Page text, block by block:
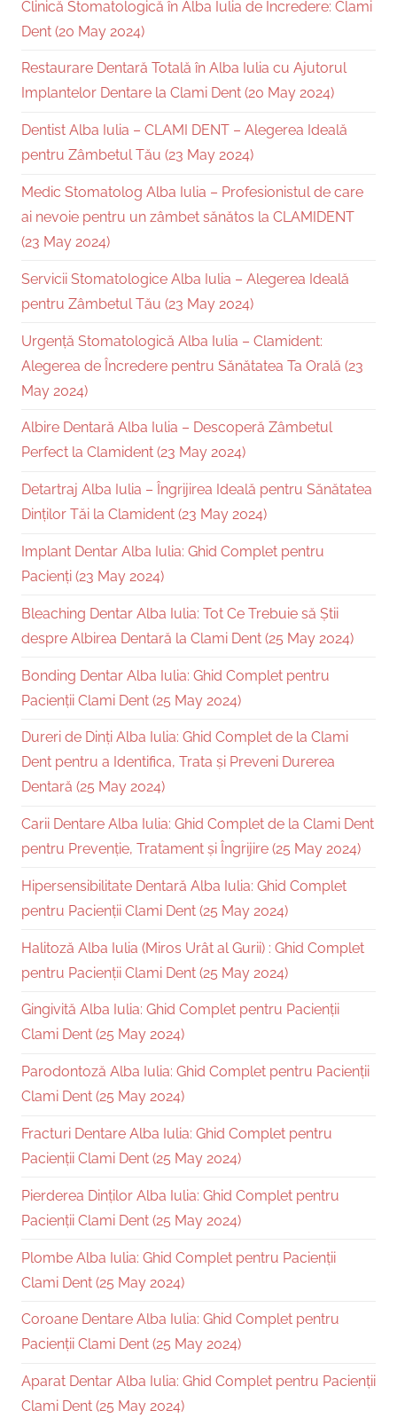
Clinică Stomatologică în Alba Iulia de Încredere: Clami
Dent (20 May 2024)
Restaurare Dentară Totală în Alba Iulia cu Ajutorul
Implantelor Dentare la Clami Dent (20 May 2024)
Dentist Alba Iulia – CLAMI DENT – Alegerea Ideală
pentru Zâmbetul Tău (23 May 2024)
Medic Stomatolog Alba Iulia – Profesionistul de care
ai nevoie pentru un zâmbet sănătos la CLAMIDENT
(23 May 2024)
Servicii Stomatologice Alba Iulia – Alegerea Ideală
pentru Zâmbetul Tău (23 May 2024)
Urgență Stomatologică Alba Iulia – Clamident:
Alegerea de Încredere pentru Sănătatea Ta Orală (23
May 2024)
Albire Dentară Alba Iulia – Descoperă Zâmbetul
Perfect la Clamident (23 May 2024)
Detartraj Alba Iulia – Îngrijirea Ideală pentru Sănătatea
Dinților Tăi la Clamident (23 May 2024)
Implant Dentar Alba Iulia: Ghid Complet pentru
Pacienți (23 May 2024)
Bleaching Dentar Alba Iulia: Tot Ce Trebuie să Știi
despre Albirea Dentară la Clami Dent (25 May 2024)
Bonding Dentar Alba Iulia: Ghid Complet pentru
Pacienții Clami Dent (25 May 2024)
Dureri de Dinți Alba Iulia: Ghid Complet de la Clami
Dent pentru a Identifica, Trata și Preveni Durerea
Dentară (25 May 2024)
Carii Dentare Alba Iulia: Ghid Complet de la Clami Dent
pentru Prevenție, Tratament și Îngrijire (25 May 2024)
Hipersensibilitate Dentară Alba Iulia: Ghid Complet
pentru Pacienții Clami Dent (25 May 2024)
Halitoză Alba Iulia (Miros Urât al Gurii) : Ghid Complet
pentru Pacienții Clami Dent (25 May 2024)
Gingivită Alba Iulia: Ghid Complet pentru Pacienții
Clami Dent (25 May 2024)
Parodontoză Alba Iulia: Ghid Complet pentru Pacienții
Clami Dent (25 May 2024)
Fracturi Dentare Alba Iulia: Ghid Complet pentru
Pacienții Clami Dent (25 May 2024)
Pierderea Dinților Alba Iulia: Ghid Complet pentru
Pacienții Clami Dent (25 May 2024)
Plombe Alba Iulia: Ghid Complet pentru Pacienții
Clami Dent (25 May 2024)
Coroane Dentare Alba Iulia: Ghid Complet pentru
Pacienții Clami Dent (25 May 2024)
Aparat Dentar Alba Iulia: Ghid Complet pentru Pacienții
Clami Dent (25 May 2024)